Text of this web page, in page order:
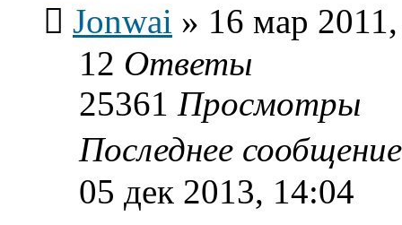
Jonwai » 16 мар
12 Ответы
25361 Просмотры
Последнее
05 дек 2013, 14:04